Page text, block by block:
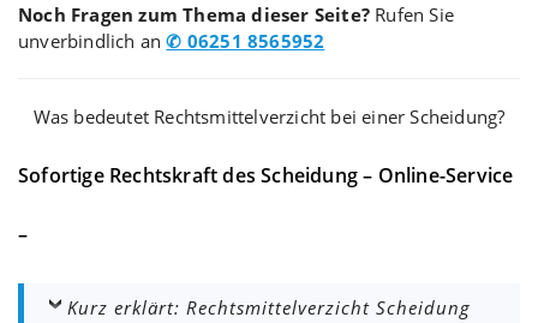
Noch Fragen zum Thema dieser Seite? Rufen Sie
unverbindlich an✆ 06251 8565952
Was bedeutet Rechtsmittelverzicht bei einer Scheidung?
Sofortige Rechtskraft des Scheidung – Online-Service
–
Kurz erklärt: Rechtsmittelverzicht Scheidung